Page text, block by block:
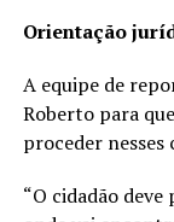
Orientação
A equipe de
Roberto para
proceder nesses
“O cidadão